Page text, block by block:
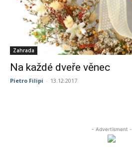
Zahrada
Na každé dveře věnec
Pietro Filipi - 13.12.2017
- Advertisment -